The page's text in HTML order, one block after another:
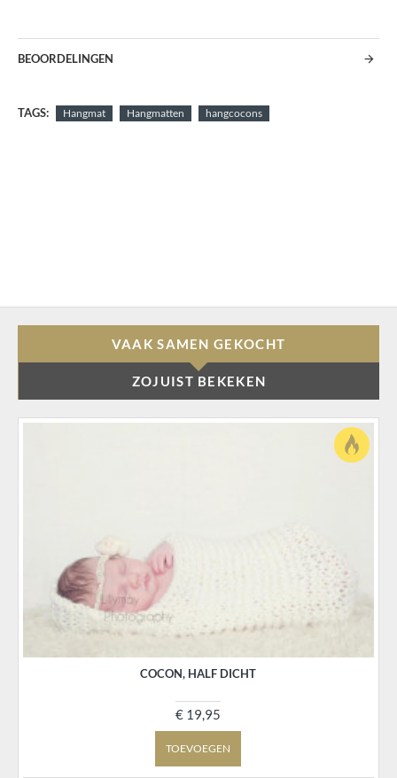
BEOORDELINGEN
TAGS: Hangmat Hangmatten hangcocons
VAAK SAMEN GEKOCHT
ZOJUIST BEKEKEN
COCON, HALF DICHT
€ 19,95
TOEVOEGEN